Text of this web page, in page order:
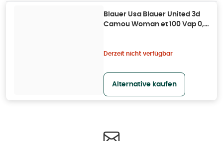
Blauer Usa Blauer United 3d
Camou Woman et 100 Vap 0,1
Derzeit nicht verfügbar
Alternative kaufen